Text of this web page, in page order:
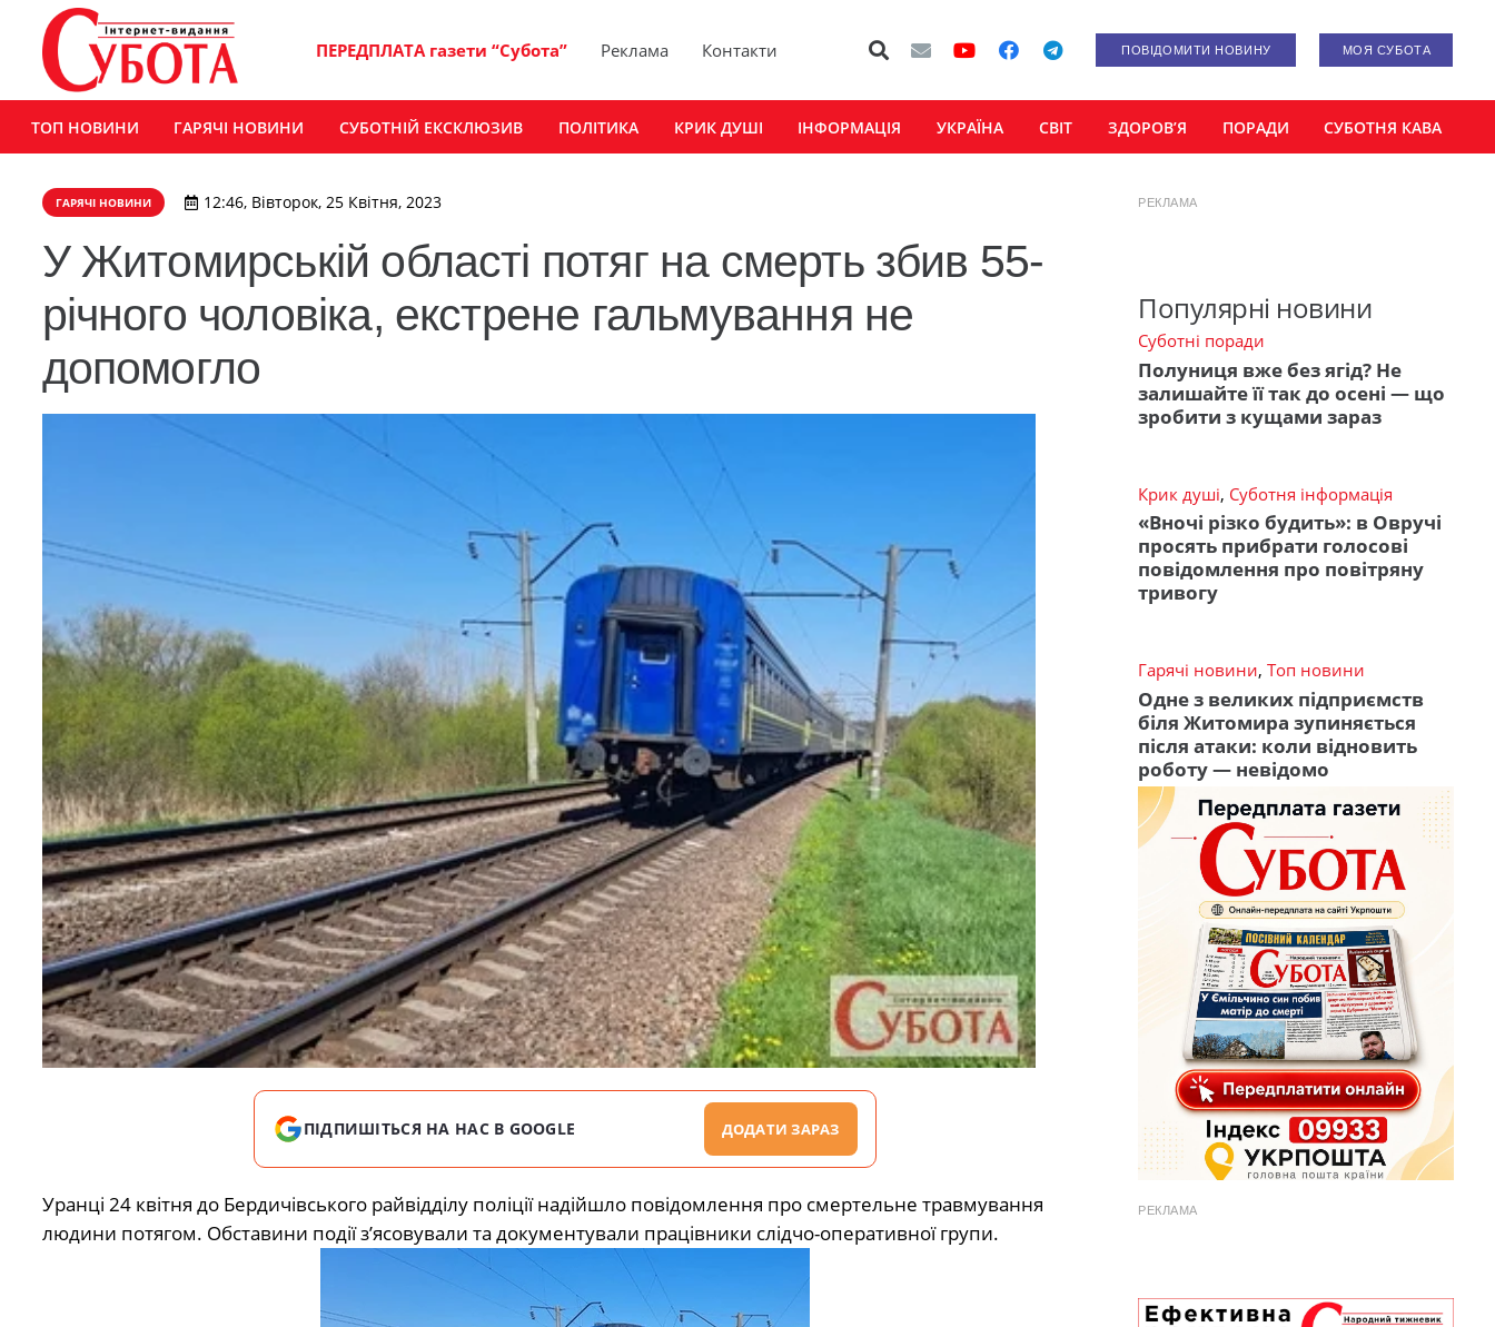
ПЕРЕДПЛАТА газети “Субота” Реклама Контакти ПОВІДОМИТИ НОВИНУ МОЯ СУБОТА
ТОП НОВИНИ ГАРЯЧІ НОВИНИ СУБОТНІЙ ЕКСКЛЮЗИВ ПОЛІТИКА КРИК ДУШІ ІНФОРМАЦІЯ УКРАЇНА СВІТ ЗДОРОВ’Я ПОРАДИ СУБОТНЯ КАВА
ГАРЯЧІ НОВИНИ 12:46, Вівторок, 25 Квітня, 2023
У Житомирській області потяг на смерть збив 55-
річного чоловіка, екстрене гальмування не
допомогло
ПІДПИШІТЬСЯ НА НАС В GOOGLE ДОДАТИ ЗАРАЗ
Уранці 24 квітня до Бердичівського райвідділу поліції надійшло повідомлення про смертельне травмування
людини потягом. Обставини події з’ясовували та документували працівники слідчо-оперативної групи.
РЕКЛАМА
Популярні новини
Суботні поради
Полуниця вже без ягід? Не
залишайте її так до осені — що
зробити з кущами зараз
Крик душі, Суботня інформація
«Вночі різко будить»: в Овручі
просять прибрати голосові
повідомлення про повітряну
тривогу
Гарячі новини, Топ новини
Одне з великих підприємств
біля Житомира зупиняється
після атаки: коли відновить
роботу — невідомо
РЕКЛАМА